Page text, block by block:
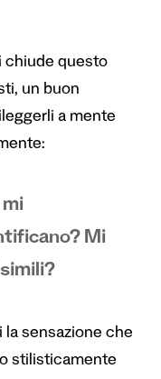
chiude questo
un buon
a mente
Mi
sensazione che
stilisticamente